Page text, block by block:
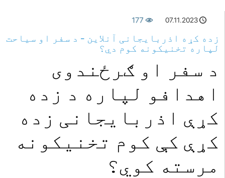
07.11.2023
177
زده کړه اذربایجانی آنلاین - د سفر او سیاحت
لپاره تخنیکونه کوم دي؟
د سفر او ګرځندوی
اهدافو لپاره د زده
کړې اذربایجانی زده
کړې کې کوم تخنیکونه
مرسته کوي؟